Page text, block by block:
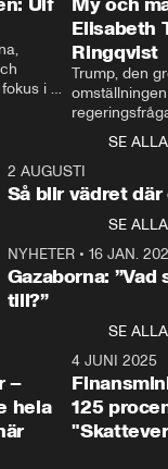
i
Elisabeth
Ringqvist
Trump, den
centrum i
avsnittet av
Makten”. Se
Aftonbladets
Rohwedder
Thand Ring
SE ALLA
2 AUGUSTI
Så blir vädret där
SE ALLA
NYHETER• 16 JAN.
Gazaborna:
till?”
SE ALLA
4:29
–
hela
4 JUNI 2025
125